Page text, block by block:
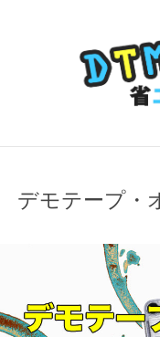
デモテープ・